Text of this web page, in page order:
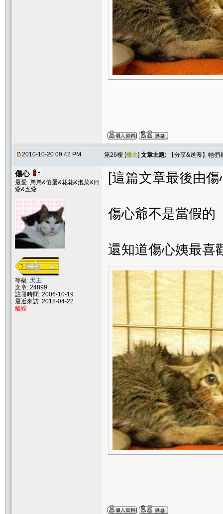
2010-10-20 09:42 PM 第26樓 [樓主] 文章主題: 【分享&送養】牠
傷心
最愛: 弟弟&傻蛋&花花&泡菜&四
爺&五爺
等級: 天王
文章: 24899
註冊時間: 2006-10-19
最近來訪: 2018-04-22
離線
[這篇文章最後由
傷心爺不是當假的
還知道傷心姨最喜